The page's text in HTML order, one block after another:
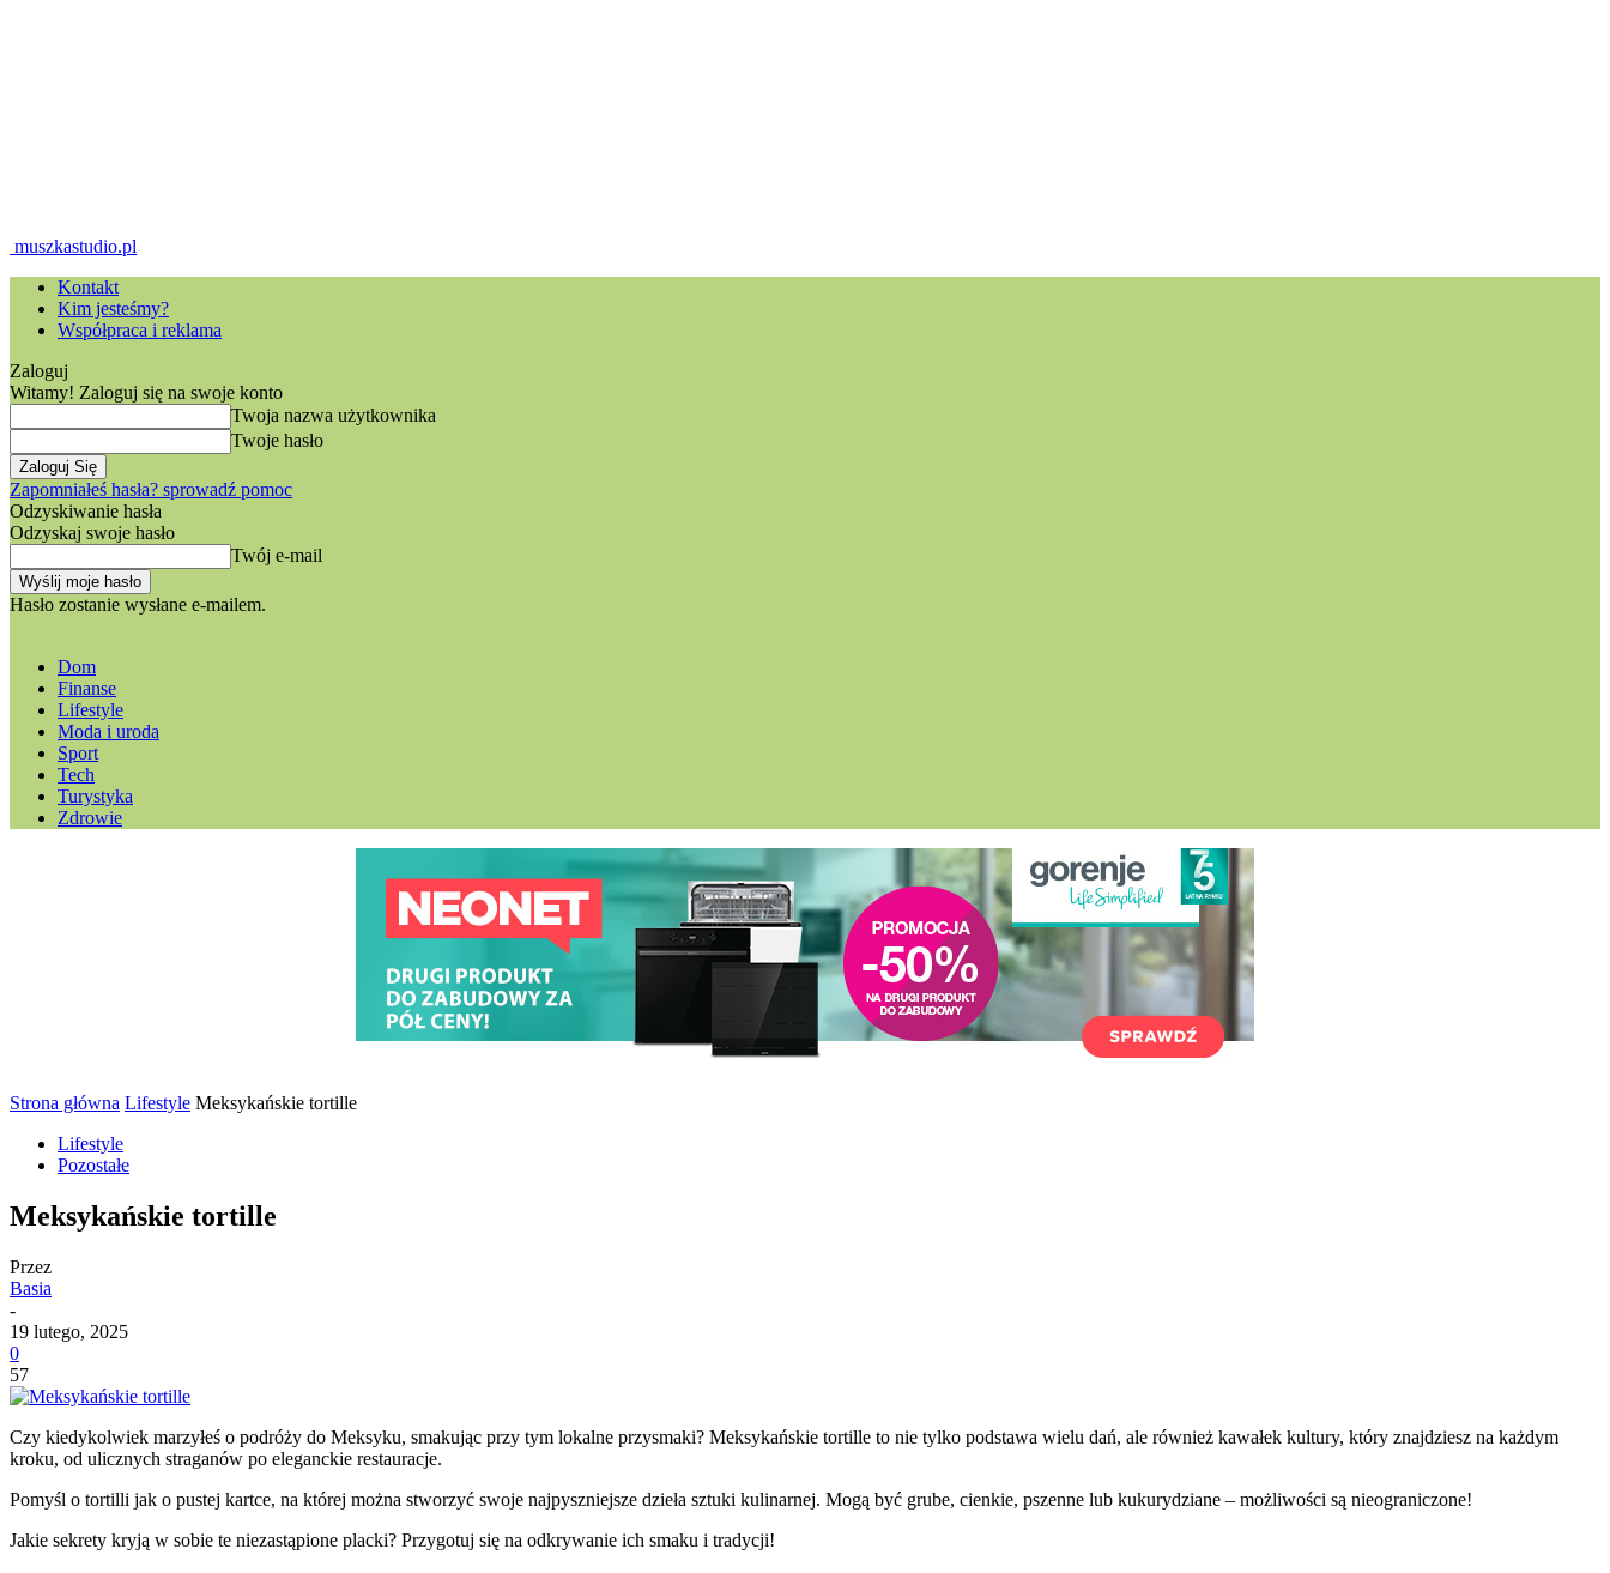
muszkastudio.pl
Kontakt
Kim jesteśmy?
Współpraca i reklama
Zaloguj
Witamy! Zaloguj się na swoje konto
Twoja nazwa użytkownika
Twoje hasło
Zapomniałeś hasła? sprowadź pomoc
Odzyskiwanie hasła
Odzyskaj swoje hasło
Twój e-mail
Hasło zostanie wysłane e-mailem.
Dom
Finanse
Lifestyle
Moda i uroda
Sport
Tech
Turystyka
Zdrowie
Strona główna Lifestyle Meksykańskie tortille
Lifestyle
Pozostałe
Meksykańskie tortille
Przez
Basia
-
19 lutego, 2025
0
57
Czy kiedykolwiek marzyłeś o podróży do Meksyku, smakując przy tym lokalne przysmaki? Meksykańskie tortille to nie tylko podstawa wielu dań, ale również kawałek kultury, który znajdziesz na każdym
kroku, od ulicznych straganów po eleganckie restauracje.
Pomyśl o tortilli jak o pustej kartce, na której można stworzyć swoje najpyszniejsze dzieła sztuki kulinarnej. Mogą być grube, cienkie, pszenne lub kukurydziane – możliwości są nieograniczone!
Jakie sekrety kryją w sobie te niezastąpione placki? Przygotuj się na odkrywanie ich smaku i tradycji!